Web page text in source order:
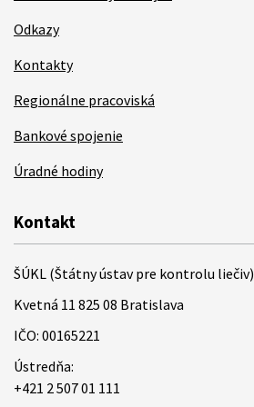
Odkazy
Kontakty
Regionálne pracoviská
Bankové spojenie
Úradné hodiny
Kontakt
ŠÚKL (Štátny ústav pre kontrolu liečiv)
Kvetná 11 825 08 Bratislava
IČO: 00165221
Ústredňa:
+421 2 507 01 111